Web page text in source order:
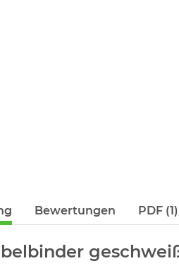
Bewertungen PDF (1)